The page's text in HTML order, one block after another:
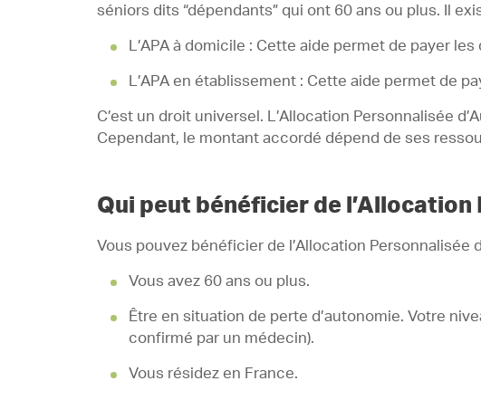
séniors dits “dépendants” qui ont 60 ans ou plus. Il
L’APA à domicile : Cette aide permet de payer
L’APA en établissement : Cette aide permet de
C’est un droit universel. L’Allocation Personnalisée
Cependant, le montant accordé dépend de ses
Qui peut bénéficier de l’Allocation
Vous pouvez bénéficier de l’Allocation Personnalisée
Vous avez 60 ans ou plus.
Être en situation de perte d’autonomie. Votre
confirmé par un médecin).
Vous résidez en France.